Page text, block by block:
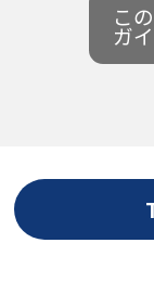
こ
ガ